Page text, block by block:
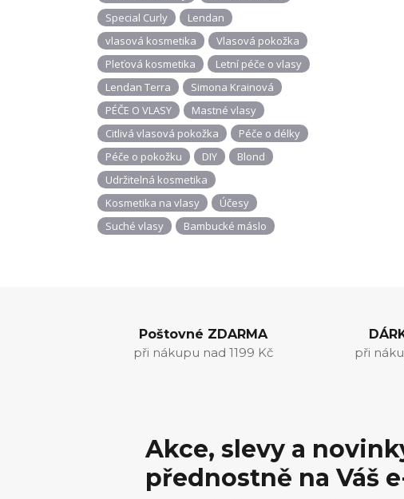
Special Curly
Lendan
vlasová kosmetika
Vlasová pokožka
Pleťová kosmetika
Letní péče o vlasy
Lendan Terra
Simona Krainová
PÉČE O VLASY
Mastné vlasy
Citlivá vlasová pokožka
Péče o délky
Péče o pokožku
DIY
Blond
Udržitelná kosmetika
Kosmetika na vlasy
Účesy
Suché vlasy
Bambucké máslo
Poštovné ZDARMA
při nákupu nad 1199 Kč
při
Akce, slevy a
přednostně na Váš